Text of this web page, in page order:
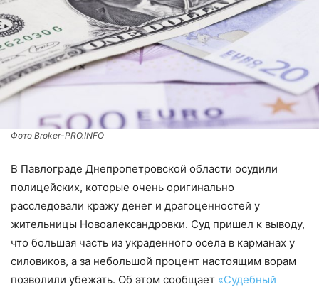
Фото Broker-PRO.INFO
В Павлограде Днепропетровской области осудили
полицейских, которые очень оригинально
расследовали кражу денег и драгоценностей у
жительницы Новоалександровки. Суд пришел к выводу,
что большая часть из украденного осела в карманах у
силовиков, а за небольшой процент настоящим ворам
позволили убежать. Об этом сообщает «Судебный